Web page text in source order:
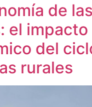
de
el impacto
del
rurales